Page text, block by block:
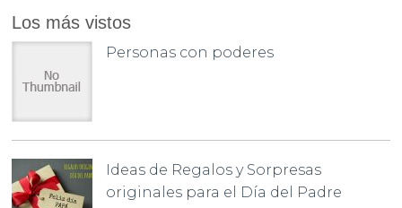
Los más vistos
Personas con poderes
Ideas de Regalos y Sorpresas
originales para el Día del Padre